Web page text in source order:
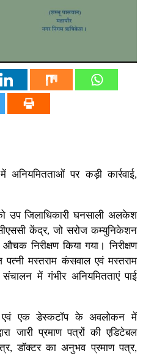
पर कड़ी कार्रवाई,
उप जिलाधिकारी घनसाली अलकेश
सीएससी केंद्र, जो सरोज कम्युनिकेशन
निरीक्षण किया गया। निरीक्षण
मस्तराम कंसवाल एवं मस्तराम
संचालन में गंभीर अनियमितताएं पाई
एवं एक डेस्कटॉप के अवलोकन में
जारी प्रमाण पत्रों की एडिटेबल
डॉक्टर का अनुभव प्रमाण पत्र,